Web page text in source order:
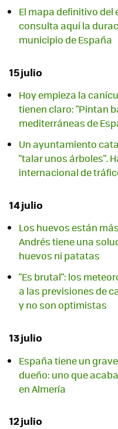
El mapa definitivo del
consulta aquí la
municipio de España
15 julio
Hoy empieza la
tienen claro: "Pintan
mediterráneas de
Un ayuntamiento
"talar unos árboles".
internacional de
14 julio
Los huevos están
Andrés tiene una
huevos ni patatas
"Es brutal": los
a las previsiones de
y no son optimistas
13 julio
España tiene un
dueño: uno que
en Almería
12 julio